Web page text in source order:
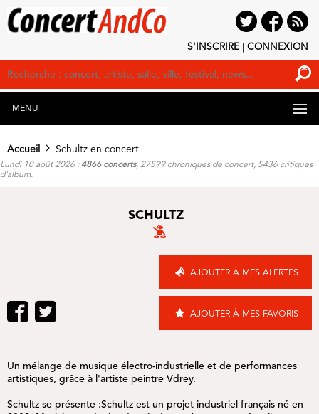
S'INSCRIRE CONNEXION
MENU
Accueil Schultz en concert
Lundi 10 août 2026 : 4866 concerts, 27599 chroniques de concert, 5436 critiques
d'album.
SCHULTZ
AJOUTER À MES ALERTES
AJOUTER À MES FAVORIS
Un mélange de musique électro-industrielle et de performances
artistiques, grâce à l'artiste peintre Vdrey.
Schultz se présente :Schultz est un projet industriel français né en